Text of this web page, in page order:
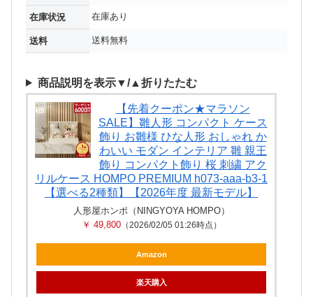
在庫状況 在庫あり
送料 送料無料
商品説明を表示▼/▲折りたたむ
【先着クーポン★マラソン
SALE】雛人形 コンパクト ケース
飾り お雛様 ひな人形 おしゃれ か
わいい モダン インテリア 雛 親王
飾り コンパクト飾り 桜 刺繍 アク
リルケース HOMPO PREMIUM h073-aaa-b3-1
【選べる2種類】【2026年度 最新モデル】
人形屋ホンポ（NINGYOYA HOMPO）
￥ 49,800（2026/02/05 01:26時点）
Amazon
楽天購入